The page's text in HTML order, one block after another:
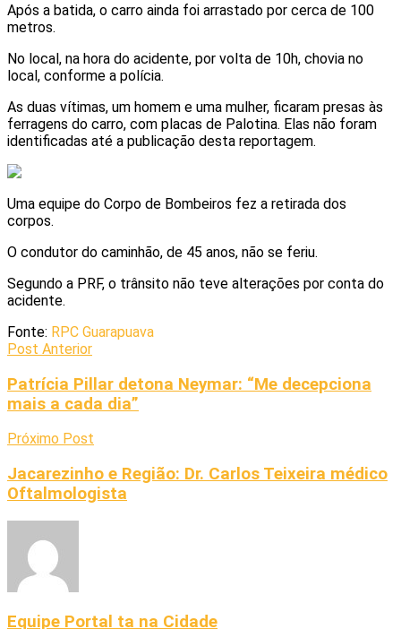
Após a batida, o carro ainda foi arrastado por cerca de 100
metros.
No local, na hora do acidente, por volta de 10h, chovia no
local, conforme a polícia.
As duas vítimas, um homem e uma mulher, ficaram presas às
ferragens do carro, com placas de Palotina. Elas não foram
identificadas até a publicação desta reportagem.
Uma equipe do Corpo de Bombeiros fez a retirada dos
corpos.
O condutor do caminhão, de 45 anos, não se feriu.
Segundo a PRF, o trânsito não teve alterações por conta do
acidente.
Fonte: RPC Guarapuava
Post Anterior
Patrícia Pillar detona Neymar: “Me decepciona
mais a cada dia”
Próximo Post
Jacarezinho e Região: Dr. Carlos Teixeira médico
Oftalmologista
Equipe Portal ta na Cidade